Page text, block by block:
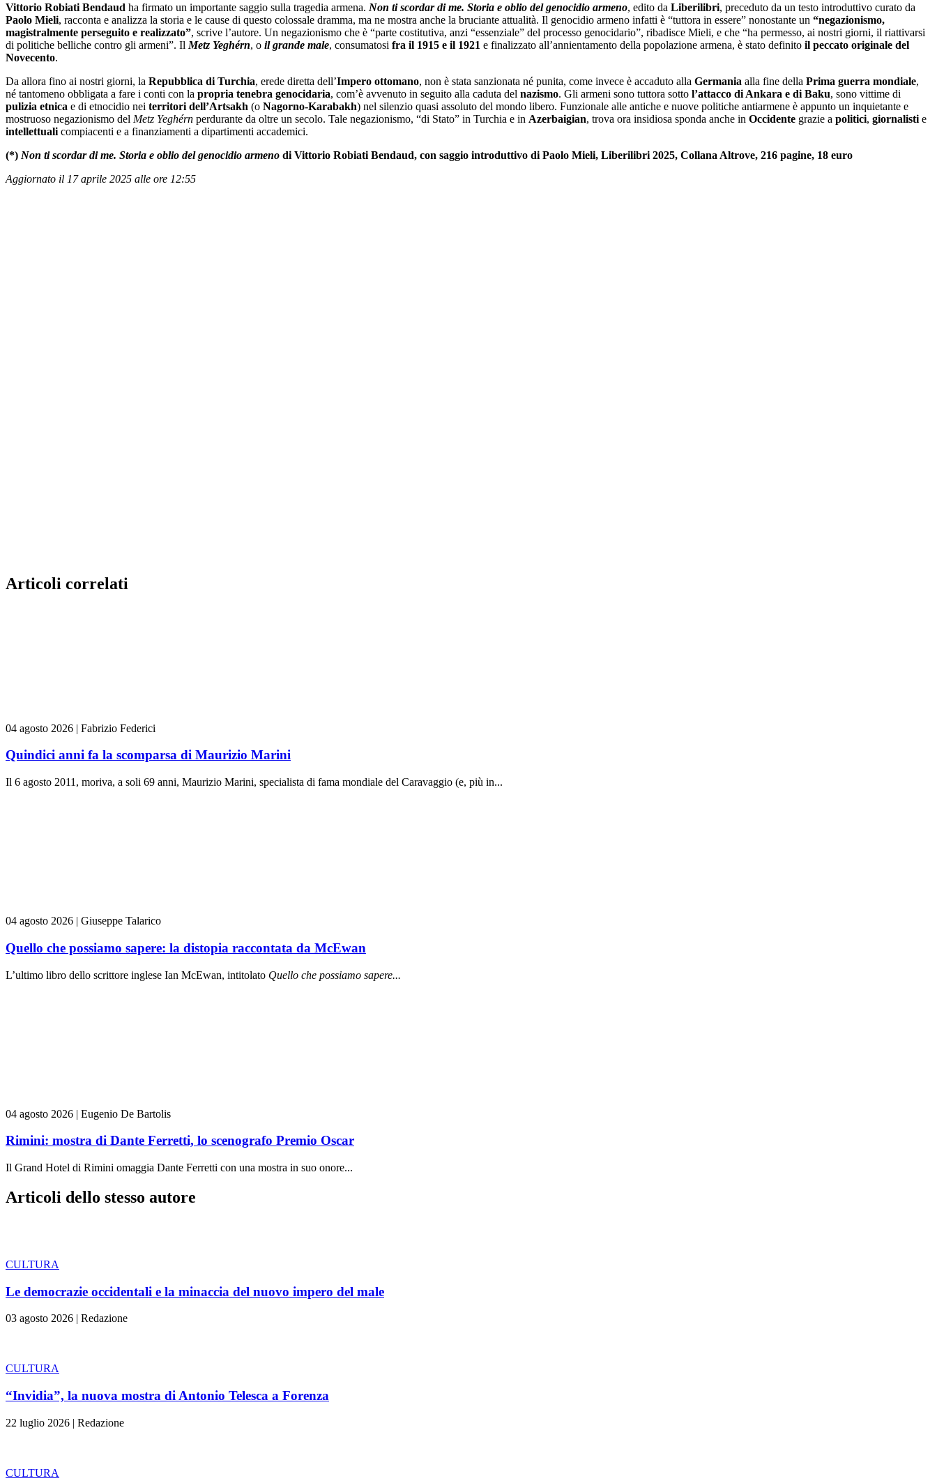
Vittorio Robiati Bendaud ha firmato un importante saggio sulla tragedia armena. Non ti scordar di me. Storia e oblio del genocidio armeno, edito da Liberilibri, preceduto da un testo introduttivo curato da
Paolo Mieli, racconta e analizza la storia e le cause di questo colossale dramma, ma ne mostra anche la bruciante attualità. Il genocidio armeno infatti è “tuttora in essere” nonostante un “negazionismo,
magistralmente perseguito e realizzato”, scrive l’autore. Un negazionismo che è “parte costitutiva, anzi “essenziale” del processo genocidario”, ribadisce Mieli, e che “ha permesso, ai nostri giorni, il riattivarsi
di politiche belliche contro gli armeni”. Il Metz Yeghérn, o il grande male, consumatosi fra il 1915 e il 1921 e finalizzato all’annientamento della popolazione armena, è stato definito il peccato originale del
Novecento.
Da allora fino ai nostri giorni, la Repubblica di Turchia, erede diretta dell’Impero ottomano, non è stata sanzionata né punita, come invece è accaduto alla Germania alla fine della Prima guerra mondiale,
né tantomeno obbligata a fare i conti con la propria tenebra genocidaria, com’è avvenuto in seguito alla caduta del nazismo. Gli armeni sono tuttora sotto l’attacco di Ankara e di Baku, sono vittime di
pulizia etnica e di etnocidio nei territori dell’Artsakh (o Nagorno-Karabakh) nel silenzio quasi assoluto del mondo libero. Funzionale alle antiche e nuove politiche antiarmene è appunto un inquietante e
mostruoso negazionismo del Metz Yeghérn perdurante da oltre un secolo. Tale negazionismo, “di Stato” in Turchia e in Azerbaigian, trova ora insidiosa sponda anche in Occidente grazie a politici, giornalisti e
intellettuali compiacenti e a finanziamenti a dipartimenti accademici.
(*) Non ti scordar di me. Storia e oblio del genocidio armeno di Vittorio Robiati Bendaud, con saggio introduttivo di Paolo Mieli, Liberilibri 2025, Collana Altrove, 216 pagine, 18 euro
Aggiornato il 17 aprile 2025 alle ore 12:55
Articoli correlati
04 agosto 2026 | Fabrizio Federici
Quindici anni fa la scomparsa di Maurizio Marini
Il 6 agosto 2011, moriva, a soli 69 anni, Maurizio Marini, specialista di fama mondiale del Caravaggio (e, più in...
04 agosto 2026 | Giuseppe Talarico
Quello che possiamo sapere: la distopia raccontata da McEwan
L’ultimo libro dello scrittore inglese Ian McEwan, intitolato Quello che possiamo sapere...
04 agosto 2026 | Eugenio De Bartolis
Rimini: mostra di Dante Ferretti, lo scenografo Premio Oscar
Il Grand Hotel di Rimini omaggia Dante Ferretti con una mostra in suo onore...
Articoli dello stesso autore
CULTURA
Le democrazie occidentali e la minaccia del nuovo impero del male
03 agosto 2026 | Redazione
CULTURA
“Invidia”, la nuova mostra di Antonio Telesca a Forenza
22 luglio 2026 | Redazione
CULTURA